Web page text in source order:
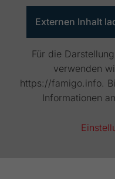
Externen Inhalt
Für die
verwenden
https://famigo.info.
Informationen
Anbieter FRAKO
Zweck
Dieses
Cookie-
Externe Inhalte
zusätzliche